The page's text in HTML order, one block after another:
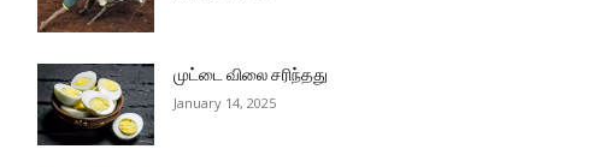
முட்டை விலை சரிந்தது
January 14, 2025